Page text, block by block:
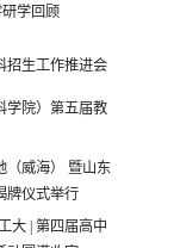
学回顾
招生工作推进会
学院）第五届教
（威海） 暨山东
牌仪式举行
大 | 第四届高中